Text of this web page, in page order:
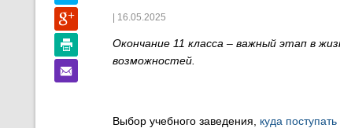
| 16.05.2025
Окончание 11 класса – важный этап в
возможностей.
Выбор учебного заведения, куда